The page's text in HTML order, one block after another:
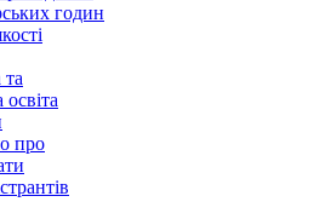
годин
про